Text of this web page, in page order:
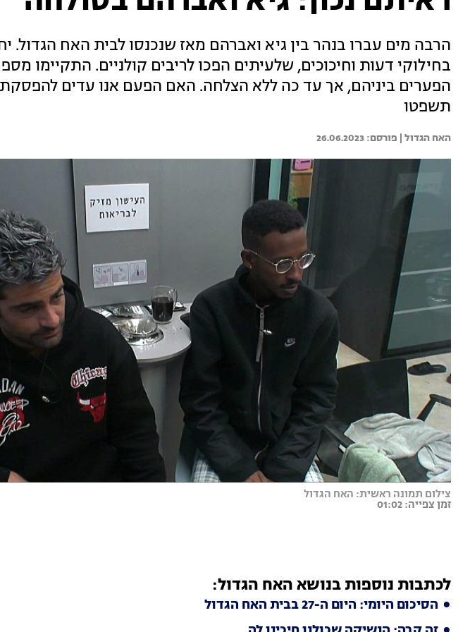
הרבה מים עברו בנהר בין גיא ואברהם מאז שנכנסו לבית האח הגדול.
בחילוקי דעות וחיכוכים, שלעיתים הפכו לריבים קולניים. התקיימו
הפערים ביניהם, אך עד כה ללא הצלחה. האם הפעם אנו עדים
תשפטו
האח הגדול | 26.06.2023
צילום תמונה ראשית: האח הגדול
זמן צפייה: 01:02
לכתבות נוספות בנושא האח הגדול:
הסיכום היומי: היום ה-27 בבית האח הגדול